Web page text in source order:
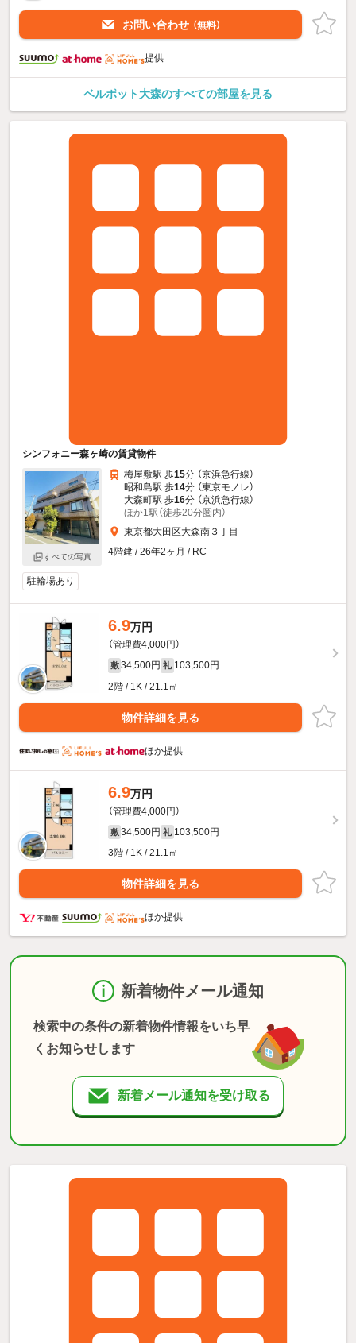
お問い合わせ （無料）
提供
ベルポット大森のすべての部屋を見る
シンフォニー森ヶ崎の賃貸物件
すべての写真
梅屋敷駅 歩15分 （京浜急行線）
昭和島駅 歩14分 （東京モノレ）
大森町駅 歩16分 （京浜急行線）
ほか1駅（徒歩20分圏内）
東京都大田区大森南３丁目
4階建 / 26年2ヶ月 / RC
駐輪場あり
6.9万円
（管理費4,000円）
敷 34,500円 礼 103,500円
2階 / 1K / 21.1㎡
物件詳細を見る
ほか提供
6.9万円
（管理費4,000円）
敷 34,500円 礼 103,500円
3階 / 1K / 21.1㎡
物件詳細を見る
ほか提供
新着物件メール通知
検索中の条件の新着物件情報をいち早
くお知らせします
新着メール通知を受け取る